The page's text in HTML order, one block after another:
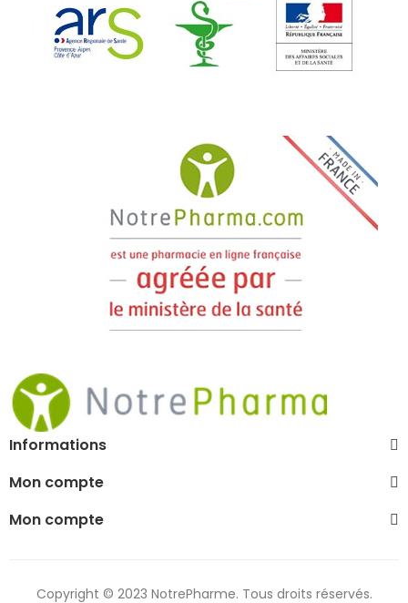
Informations
Mon compte
Mon compte
Copyright © 2023 NotrePharme. Tous droits réservés.